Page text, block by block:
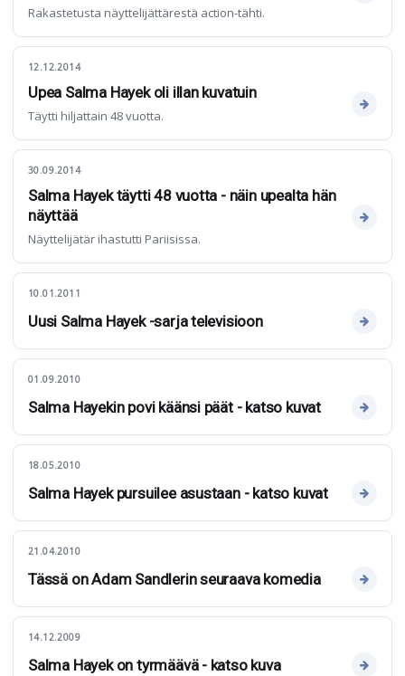
Rakastetusta näyttelijättärestä action-tähti.
12.12.2014
Upea Salma Hayek oli illan kuvatuin
Täytti hiljattain 48 vuotta.
30.09.2014
Salma Hayek täytti 48 vuotta - näin upealta hän
näyttää
Näyttelijätär ihastutti Pariisissa.
10.01.2011
Uusi Salma Hayek -sarja televisioon
01.09.2010
Salma Hayekin povi käänsi päät - katso kuvat
18.05.2010
Salma Hayek pursuilee asustaan - katso kuvat
21.04.2010
Tässä on Adam Sandlerin seuraava komedia
14.12.2009
Salma Hayek on tyrmäävä - katso kuva